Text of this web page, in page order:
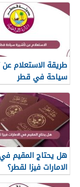
طريقة الاستعلام عن
سياحة في قطر
هل يحتاج المقيم في
الامارات فيزا لقطر؟